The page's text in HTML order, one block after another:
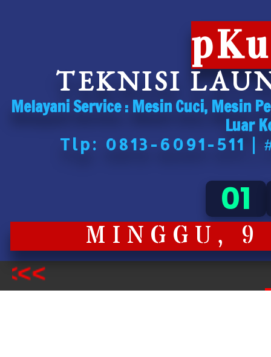
TEKNISI
Melayani Service : Mesin Cuci, Mesin
Luar
Tlp: 0813-6091-511 |
01
MINGGU, 9